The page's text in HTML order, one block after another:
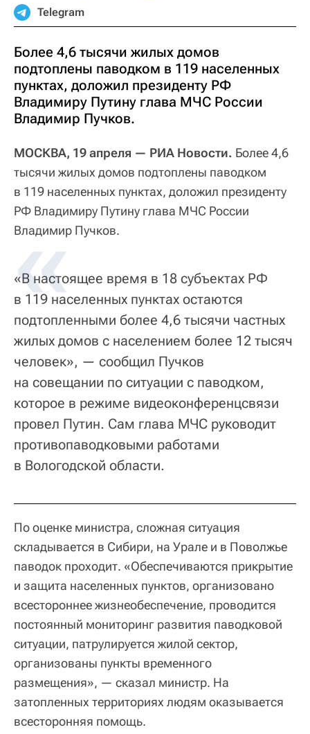
Telegram
Более 4,6 тысячи жилых домов
подтоплены паводком в 119 населенных
пунктах, доложил президенту РФ
Владимиру Путину глава МЧС России
Владимир Пучков.
МОСКВА, 19 апреля — РИА Новости. Более 4,6
тысячи жилых домов подтоплены паводком
в 119 населенных пунктах, доложил президенту
РФ Владимиру Путину глава МЧС России
Владимир Пучков.
«В настоящее время в 18 субъектах РФ
в 119 населенных пунктах остаются
подтопленными более 4,6 тысячи частных
жилых домов с населением более 12 тысяч
человек», — сообщил Пучков
на совещании по ситуации с паводком,
которое в режиме видеоконференцсвязи
провел Путин. Сам глава МЧС руководит
противопаводковыми работами
в Вологодской области.
По оценке министра, сложная ситуация
складывается в Сибири, на Урале и в Поволжье
паводок проходит. «Обеспечиваются прикрытие
и защита населенных пунктов, организовано
всестороннее жизнеобеспечение, проводится
постоянный мониторинг развития паводковой
ситуации, патрулируется жилой сектор,
организованы пункты временного
размещения», — сказал министр. На
затопленных территориях людям оказывается
всесторонняя помощь.